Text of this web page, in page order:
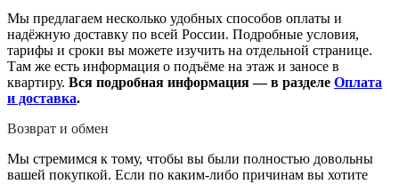
Мы предлагаем несколько удобных способов оплаты и
надёжную доставку по всей России. Подробные условия,
тарифы и сроки вы можете изучить на отдельной странице.
Там же есть информация о подъёме на этаж и заносе в
квартиру. Вся подробная информация — в разделе Оплата
и доставка.
Возврат и обмен
Мы стремимся к тому, чтобы вы были полностью довольны
вашей покупкой. Если по каким-либо причинам вы хотите